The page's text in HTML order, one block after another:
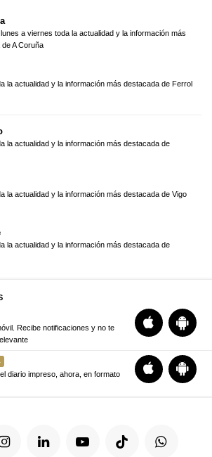
a viernes toda la actualidad y la información más
A Coruña
la actualidad y la información más destacada de Ferrol
la actualidad y la información más destacada de
la actualidad y la información más destacada de Vigo
la actualidad y la información más destacada de
Recibe notificaciones y no te
diario impreso, ahora, en formato